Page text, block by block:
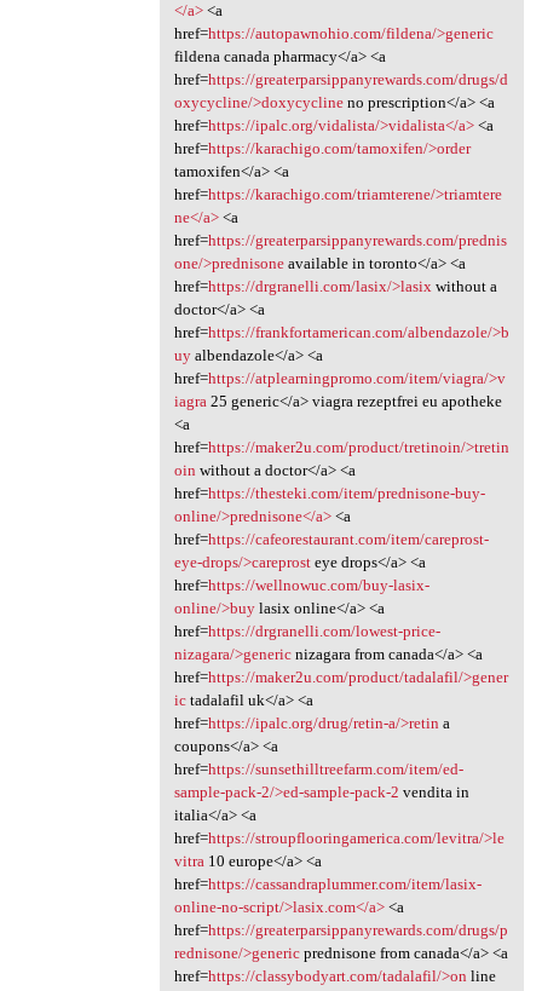
</a><a
href=https://autopawnohio.com/fildena/>generic
fildena canada pharmacy</a> <a
href=https://greaterparsippanyrewards.com/drugs/d
oxycycline/>doxycyclineno prescription</a> <a
href=https://ipalc.org/vidalista/>vidalista</a><a
href=https://karachigo.com/tamoxifen/>order
tamoxifen</a> <a
href=https://karachigo.com/triamterene/>triamtere
ne</a><a
href=https://greaterparsippanyrewards.com/prednis
one/>prednisoneavailable in toronto</a> <a
href=https://drgranelli.com/lasix/>lasixwithout a
doctor</a> <a
href=https://frankfortamerican.com/albendazole/>b
uyalbendazole</a> <a
href=https://atplearningpromo.com/item/viagra/>v
iagra25 generic</a> viagra rezeptfrei eu apotheke
<a
href=https://maker2u.com/product/tretinoin/>tretin
oin without a doctor</a> <a
href=https://thesteki.com/item/prednisone-buy-
online/>prednisone</a><a
href=https://cafeorestaurant.com/item/careprost-
eye-drops/>careprosteye drops</a> <a
href=https://wellnowuc.com/buy-lasix-
online/>buylasix online</a> <a
href=https://drgranelli.com/lowest-price-
nizagara/>genericnizagara from canada</a> <a
href=https://maker2u.com/product/tadalafil/>gener
ictadalafil uk</a> <a
href=https://ipalc.org/drug/retin-a/>retin a
coupons</a> <a
href=https://sunsethilltreefarm.com/item/ed-
sample-pack-2/>ed-sample-pack-2 vendita in
italia</a> <a
href=https://stroupflooringamerica.com/levitra/>le
vitra10 europe</a> <a
href=https://cassandraplummer.com/item/lasix-
online-no-script/>lasix.com</a><a
href=https://greaterparsippanyrewards.com/drugs/p
rednisone/>genericprednisone from canada</a> <a
href=https://classybodyart.com/tadalafil/>on line